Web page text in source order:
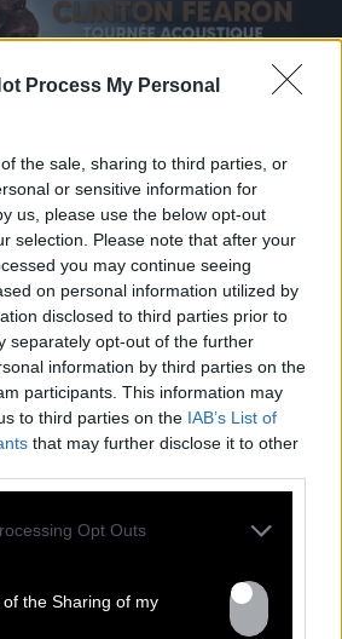
Process My Personal
the sale, sharing to third parties, or
or sensitive information for
us, please use the below opt-out
selection. Please note that after your
you may continue seeing
on personal information utilized by
disclosed to third parties prior to
separately opt-out of the further
information by third parties on the
participants. This information may
to third parties on the IAB’s List of
that may further disclose it to other
Opt Outs
the Sharing of my
LES